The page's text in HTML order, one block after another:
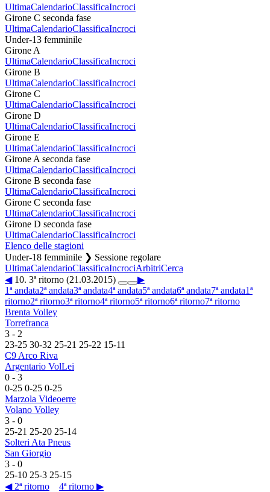
UltimaCalendarioClassificaIncroci
Girone C seconda fase
UltimaCalendarioClassificaIncroci
Under-13 femminile
Girone A
UltimaCalendarioClassificaIncroci
Girone B
UltimaCalendarioClassificaIncroci
Girone C
UltimaCalendarioClassificaIncroci
Girone D
UltimaCalendarioClassificaIncroci
Girone E
UltimaCalendarioClassificaIncroci
Girone A seconda fase
UltimaCalendarioClassificaIncroci
Girone B seconda fase
UltimaCalendarioClassificaIncroci
Girone C seconda fase
UltimaCalendarioClassificaIncroci
Girone D seconda fase
UltimaCalendarioClassificaIncroci
Elenco delle stagioni
Under-18 femminile ❯ Sessione regolare
UltimaCalendarioClassificaIncrociArbitriCerca
◀10. 3ª ritorno (21.03.2015)
▶
1ª andata2ª andata3ª andata4ª andata5ª andata6ª andata7ª andata1ª
ritorno2ª ritorno3ª ritorno4ª ritorno5ª ritorno6ª ritorno7ª ritorno
Brenta Volley
Torrefranca
3 - 2
23-25 30-32 25-21 25-22 15-11
C9 Arco Riva
Argentario VolLei
0 - 3
0-25 0-25 0-25
Marzola Videoerre
Volano Volley
3 - 0
25-21 25-20 25-14
Solteri Ata Pneus
San Giorgio
3 - 0
25-10 25-3 25-15
◀ 2ª ritorno
4ª ritorno ▶